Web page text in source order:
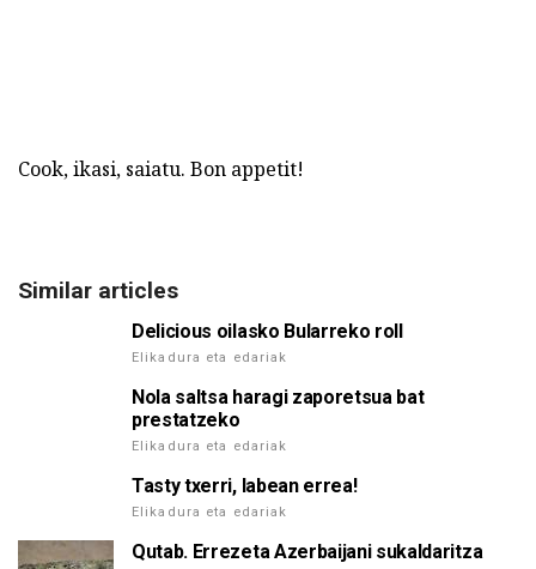
Cook, ikasi, saiatu. Bon appetit!
Similar articles
Delicious oilasko Bularreko roll
Elikadura eta edariak
Nola saltsa haragi zaporetsua bat
prestatzeko
Elikadura eta edariak
Tasty txerri, labean errea!
Elikadura eta edariak
Qutab. Errezeta Azerbaijani sukaldaritza